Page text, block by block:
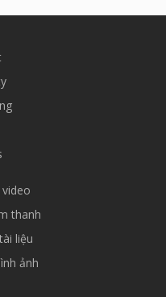
thanh
liệu
ảnh